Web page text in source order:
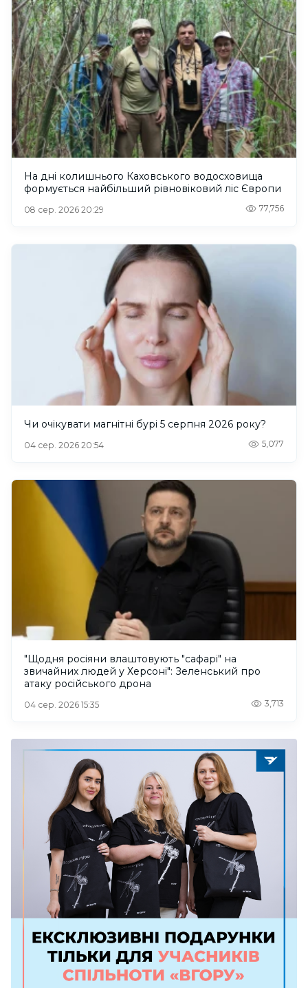
На дні колишнього Каховського водосховища
формується найбільший рівновіковий ліс Європи
08 сер. 2026 20:29 77,756
Чи очікувати магнітні бурі 5 серпня 2026 року?
04 сер. 2026 20:54 5,077
"Щодня росіяни влаштовують "сафарі" на
звичайних людей у Херсоні": Зеленський про
атаку російського дрона
04 сер. 2026 15:35 3,713